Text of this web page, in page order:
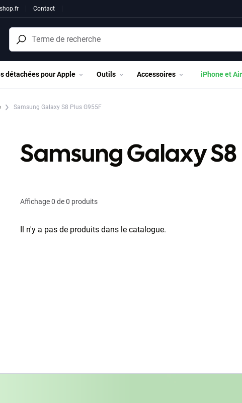
Contact
détachées pour Apple Outils Accessoires iPhone et
Samsung Galaxy S8 Plus G955F
Samsung Galaxy S8
Affichage0 de 0 produits
Il n'y a pas de produits dans le catalogue.